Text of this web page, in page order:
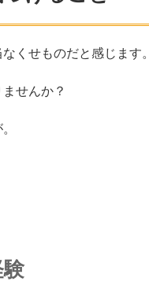
くせものだと感じます。
せんか？